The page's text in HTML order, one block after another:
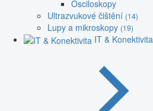
Osciloskopy
Ultrazvukové čištění (14)
Lupy a mikroskopy (19)
IT & Konektivita